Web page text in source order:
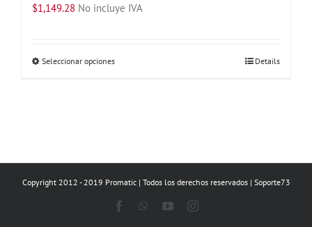
$1,149.28 No incluye IVA
Seleccionar opcionesEste
pueden
elegir
en
Details
Copyright 2012 - 2019 Promatic | Todos los derechos reservados | Soporte73
FacebookWhatsApp
YouTubeInstagram